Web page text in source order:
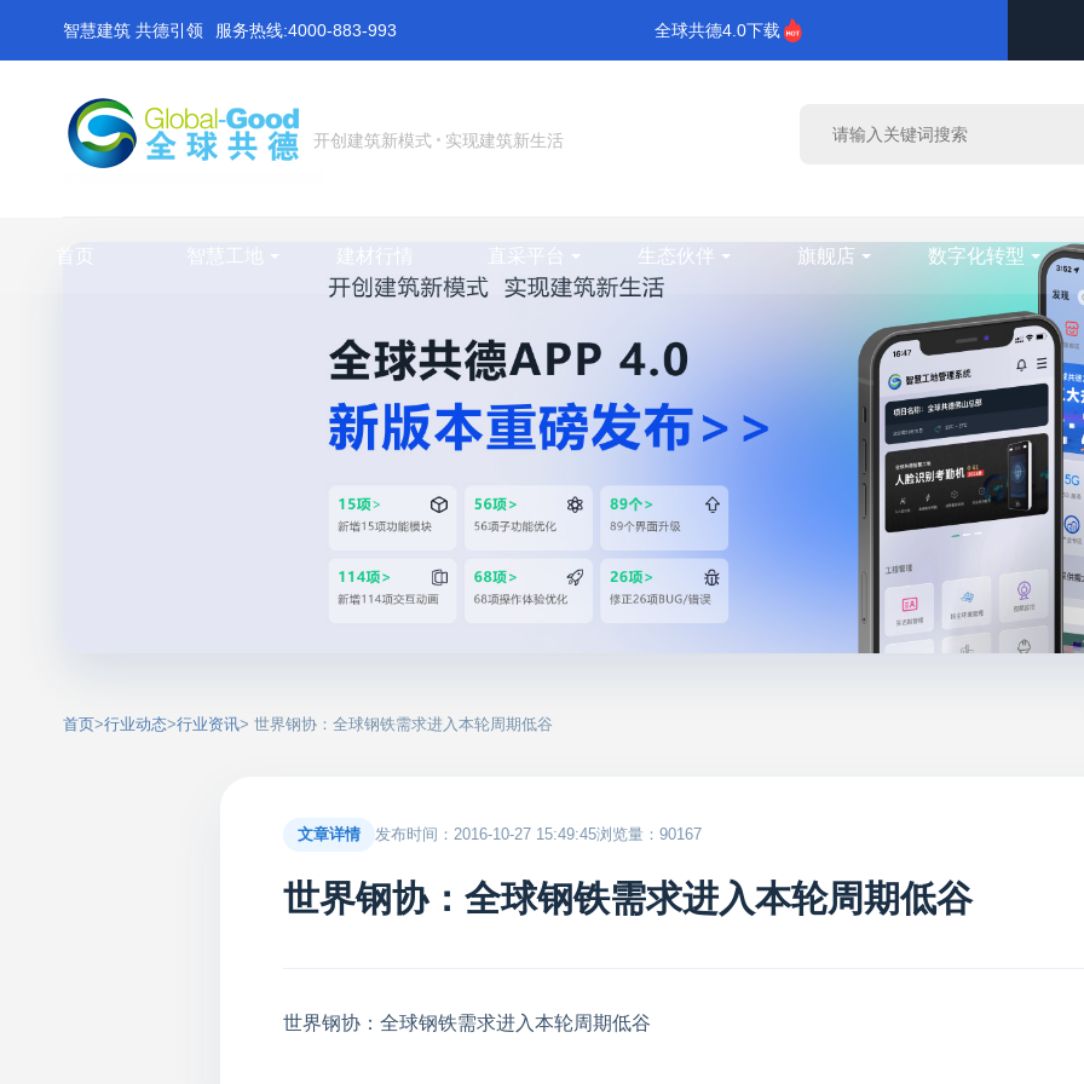
智慧建筑 共德引领 服务热线:4000-883-993 全球共德4.0下载
开创建筑新模式 实现建筑新生活
首页 智慧工地 建材行情 直采平台 生态伙伴 旗舰店 数字化转型
首页>行业动态>行业资讯> 世界钢协：全球钢铁需求进入本轮周期低谷
文章详情 发布时间：2016-10-27 15:49:45浏览量：90167
世界钢协：全球钢铁需求进入本轮周期低谷
世界钢协：全球钢铁需求进入本轮周期低谷